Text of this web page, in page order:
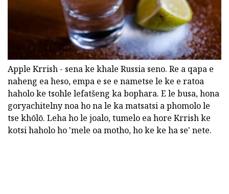
Apple Krrish - sena ke khale Russia seno. Re a qapa e
naheng ea heso, empa e se e nametse le ke e ratoa
haholo ke tsohle lefatšeng ka bophara. E le busa, hona
goryachitelny noa ho na le ka matsatsi a phomolo le
tse khōlō. Leha ho le joalo, tumelo ea hore Krrish ke
kotsi haholo ho 'mele oa motho, ho ke ke ha se' nete.